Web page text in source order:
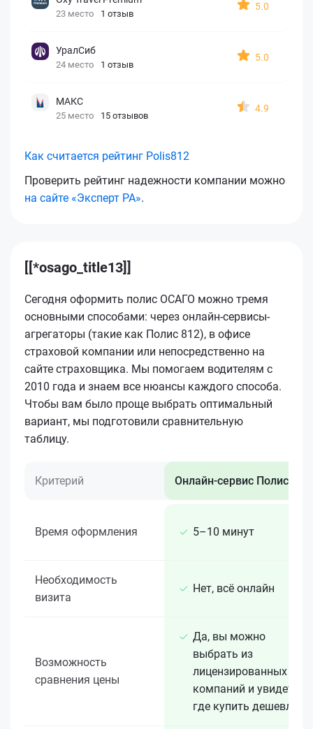
23 место 1 отзыв
5.0
УралСиб
24 место 1 отзыв
5.0
МАКС
25 место 15 отзывов
4.9
Как считается рейтинг Polis812
Проверить рейтинг надежности компании можно
на сайте «Эксперт РА».
[[*osago_title13]]
Сегодня оформить полис ОСАГО можно тремя
основными способами: через онлайн-сервисы-
агрегаторы (такие как Полис 812), в офисе
страховой компании или непосредственно на
сайте страховщика. Мы помогаем водителям с
2010 года и знаем все нюансы каждого способа.
Чтобы вам было проще выбрать оптимальный
вариант, мы подготовили сравнительную
таблицу.
Критерий Онлайн-сервис Полис 812
Время оформления 5–10 минут
Необходимость
визита
Нет, всё онлайн
Возможность
сравнения цены
Да, вы можно
выбрать из
лицензированных 15+
компаний и увидеть,
где купить дешевле